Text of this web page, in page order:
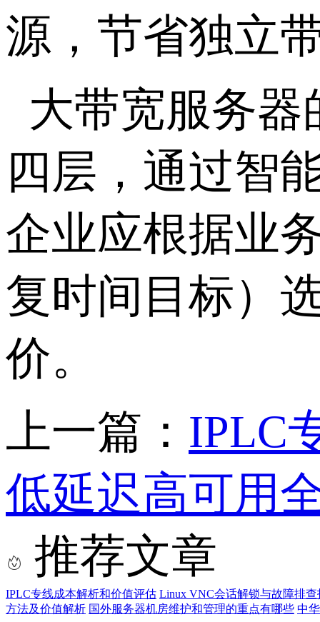
源，节省独立
大带宽服务
四层，通过智
企业应根据业
复时间目标）
价。
上一篇： IPLC
低延迟高可用
推荐文章
IPLC专线成本解析和价值评估 Linux VNC会话解锁与故障排查
方法及价值解析 国外服务器机房维护和管理的重点有哪些 中